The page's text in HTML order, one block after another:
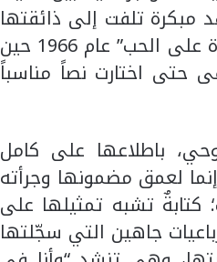
مبكرة تلفت إلى ذائقتها
الرفيعة في اختيار كلمات أغنياتها، مثلما حصل في فيلم “صغيرة على الحب” عام 1966 حين
اختارت نصاً مناسباً
باطلاعها على كامل
لعمق مضمونها وجرأته
كتابةٌ تشبه تمثيلها على
جاهين التي سجّلتها